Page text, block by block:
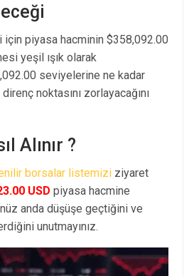
için piyasa hacminin $358,092.00
yeşil ışık olarak
seviyelerine ne kadar
noktasını zorlayacağını
Alınır ?
borsalar listemizi ziyaret
USD piyasa hacmine
anda düşüşe geçtiğini ve
unutmayınız.